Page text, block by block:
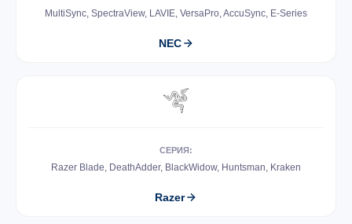
MultiSync, SpectraView, LAVIE, VersaPro, AccuSync, E-Series
NEC
СЕРИЯ:
Razer Blade, DeathAdder, BlackWidow, Huntsman, Kraken
Razer